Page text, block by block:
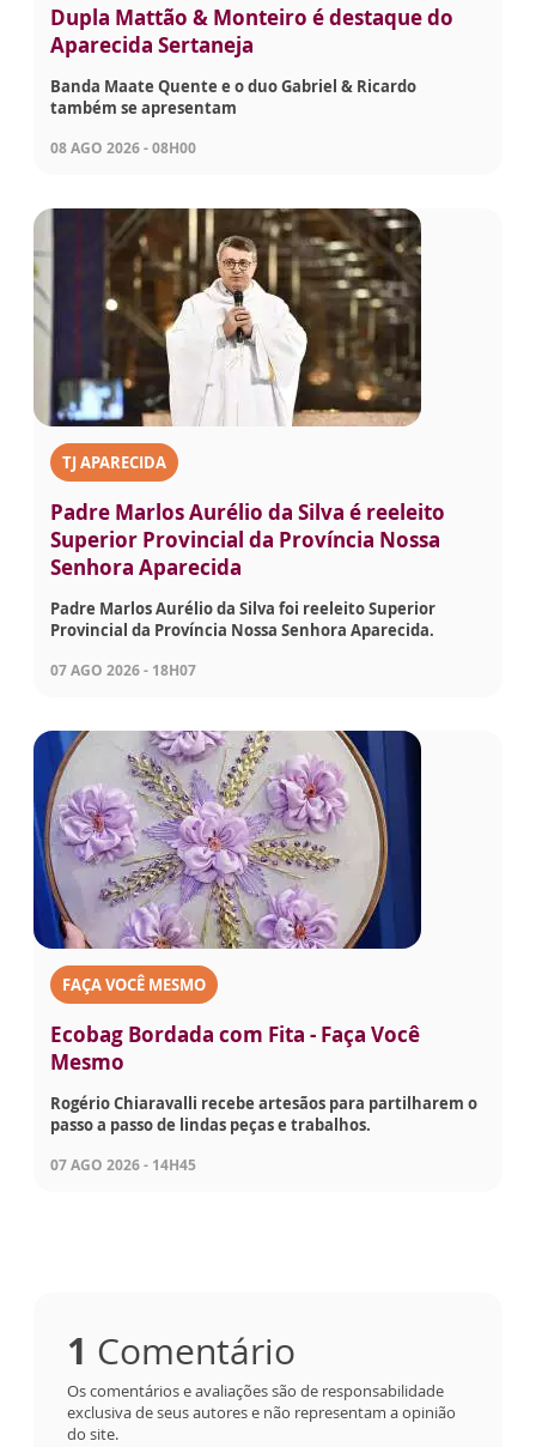
Dupla Mattão & Monteiro é destaque do
Aparecida Sertaneja
Banda Maate Quente e o duo Gabriel & Ricardo
também se apresentam
08 AGO 2026 - 08H00
TJ APARECIDA
Padre Marlos Aurélio da Silva é reeleito
Superior Provincial da Província Nossa
Senhora Aparecida
Padre Marlos Aurélio da Silva foi reeleito Superior
Provincial da Província Nossa Senhora Aparecida.
07 AGO 2026 - 18H07
FAÇA VOCÊ MESMO
Ecobag Bordada com Fita - Faça Você
Mesmo
Rogério Chiaravalli recebe artesãos para partilharem o
passo a passo de lindas peças e trabalhos.
07 AGO 2026 - 14H45
1 Comentário
Os comentários e avaliações são de responsabilidade
exclusiva de seus autores e não representam a opinião
do site.